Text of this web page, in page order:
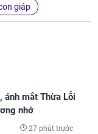
giáp
ánh mắt Thừa Lỗi
nhớ
27 phút trước